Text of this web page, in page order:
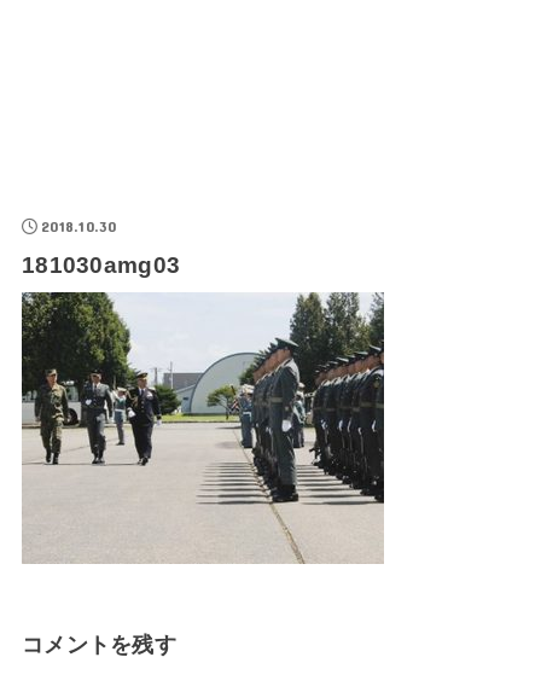
2018.10.30
181030amg03
コメントを残す